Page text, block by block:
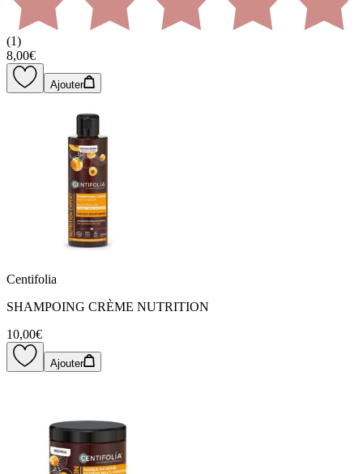
(1)
8,00€
Ajouter
Centifolia
SHAMPOING CRÈME NUTRITION
10,00€
Ajouter